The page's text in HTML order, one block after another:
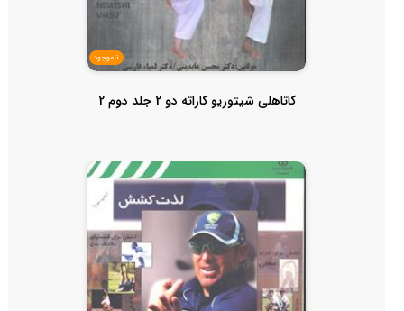
ناموجود
کاتاهلی شیتوریو کاراته دو 2 جلد دوم 2